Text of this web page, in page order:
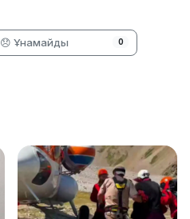
😞 Ұнамайды 0